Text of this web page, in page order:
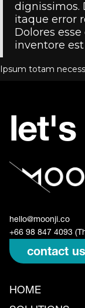
dignissimos.
itaque error
Dolores
inventore
Ipsum totam
let's
hello@moonji.co
+66 98 847 4093
contact us
HOME